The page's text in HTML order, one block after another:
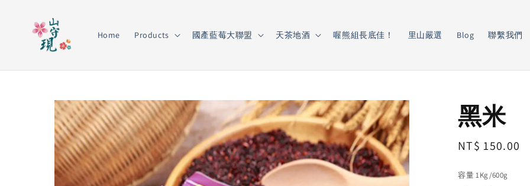
Home Products 國產藍莓大聯盟 天茶地酒 喔熊組長底佳！ 里山嚴選 Blog 聯繫我們
黑米
Regular
NT$ 150.00
容量 1Kg/600g